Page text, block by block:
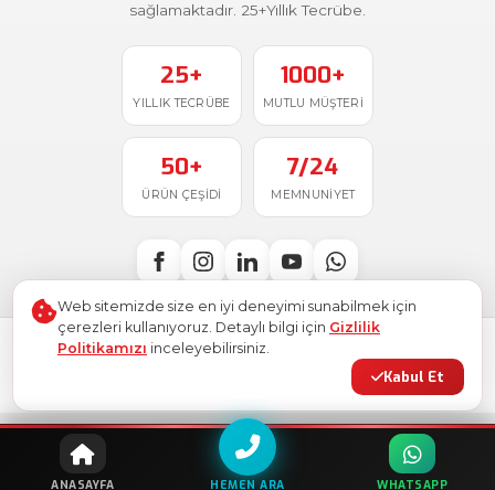
sağlamaktadır. 25+Yıllık Tecrübe.
25+
YILLIK TECRÜBE
1000+
MUTLU MÜŞTERI
50+
ÜRÜN ÇEŞIDI
7/24
MEMNUNIYET
. Tüm hakları saklıdır.
Türkiye'de ile üretildi
Site Haritası
ANASAYFA HEMEN ARA WHATSAPP
Web sitemizde size en iyi deneyimi sunabilmek için
çerezleri kullanıyoruz. Detaylı bilgi için Gizlilik
Politikamızı inceleyebilirsiniz.
Kabul Et